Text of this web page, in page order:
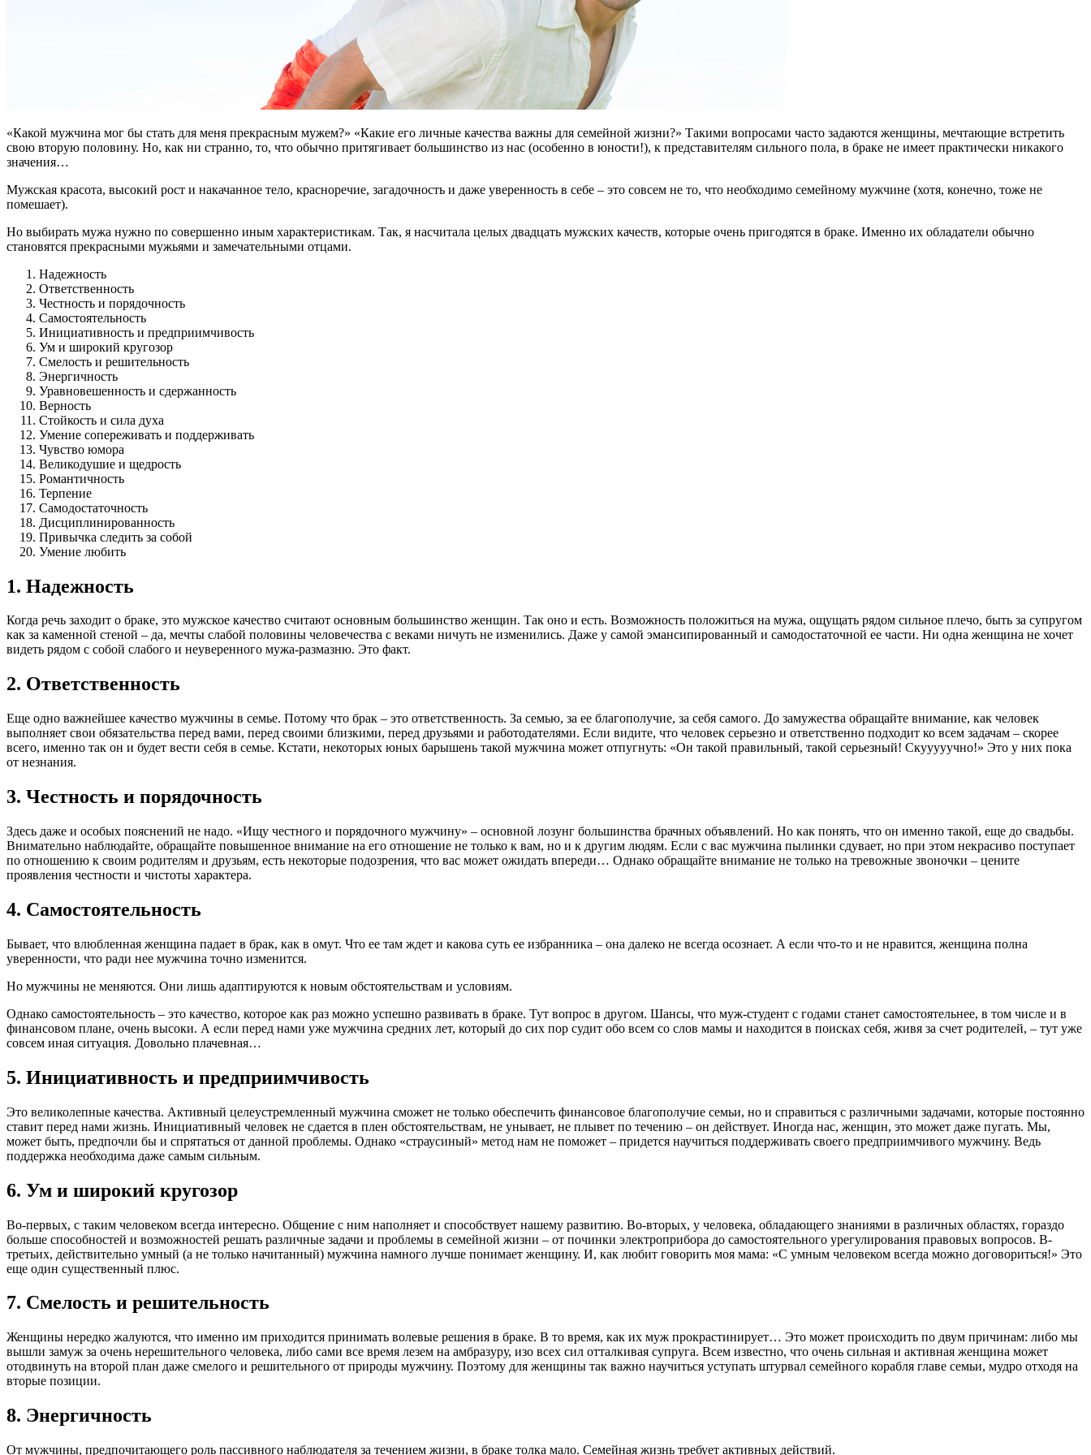
«Какой мужчина мог бы стать для меня прекрасным мужем?» «Какие его личные качества важны для семейной жизни?» Такими вопросами часто задаются женщины, мечтающие встретить
свою вторую половину. Но, как ни странно, то, что обычно притягивает большинство из нас (особенно в юности!), к представителям сильного пола, в браке не имеет практически никакого
значения…
Мужская красота, высокий рост и накачанное тело, красноречие, загадочность и даже уверенность в себе – это совсем не то, что необходимо семейному мужчине (хотя, конечно, тоже не
помешает).
Но выбирать мужа нужно по совершенно иным характеристикам. Так, я насчитала целых двадцать мужских качеств, которые очень пригодятся в браке. Именно их обладатели обычно
становятся прекрасными мужьями и замечательными отцами.
Надежность
Ответственность
Честность и порядочность
Самостоятельность
Инициативность и предприимчивость
Ум и широкий кругозор
Смелость и решительность
Энергичность
Уравновешенность и сдержанность
Верность
Стойкость и сила духа
Умение сопереживать и поддерживать
Чувство юмора
Великодушие и щедрость
Романтичность
Терпение
Самодостаточность
Дисциплинированность
Привычка следить за собой
Умение любить
1. Надежность
Когда речь заходит о браке, это мужское качество считают основным большинство женщин. Так оно и есть. Возможность положиться на мужа, ощущать рядом сильное плечо, быть за супругом
как за каменной стеной – да, мечты слабой половины человечества с веками ничуть не изменились. Даже у самой эмансипированный и самодостаточной ее части. Ни одна женщина не хочет
видеть рядом с собой слабого и неуверенного мужа-размазню. Это факт.
2. Ответственность
Еще одно важнейшее качество мужчины в семье. Потому что брак – это ответственность. За семью, за ее благополучие, за себя самого. До замужества обращайте внимание, как человек
выполняет свои обязательства перед вами, перед своими близкими, перед друзьями и работодателями. Если видите, что человек серьезно и ответственно подходит ко всем задачам – скорее
всего, именно так он и будет вести себя в семье. Кстати, некоторых юных барышень такой мужчина может отпугнуть: «Он такой правильный, такой серьезный! Скууууучно!» Это у них пока
от незнания.
3. Честность и порядочность
Здесь даже и особых пояснений не надо. «Ищу честного и порядочного мужчину» – основной лозунг большинства брачных объявлений. Но как понять, что он именно такой, еще до свадьбы.
Внимательно наблюдайте, обращайте повышенное внимание на его отношение не только к вам, но и к другим людям. Если с вас мужчина пылинки сдувает, но при этом некрасиво поступает
по отношению к своим родителям и друзьям, есть некоторые подозрения, что вас может ожидать впереди… Однако обращайте внимание не только на тревожные звоночки – цените
проявления честности и чистоты характера.
4. Самостоятельность
Бывает, что влюбленная женщина падает в брак, как в омут. Что ее там ждет и какова суть ее избранника – она далеко не всегда осознает. А если что-то и не нравится, женщина полна
уверенности, что ради нее мужчина точно изменится.
Но мужчины не меняются. Они лишь адаптируются к новым обстоятельствам и условиям.
Однако самостоятельность – это качество, которое как раз можно успешно развивать в браке. Тут вопрос в другом. Шансы, что муж-студент с годами станет самостоятельнее, в том числе и в
финансовом плане, очень высоки. А если перед нами уже мужчина средних лет, который до сих пор судит обо всем со слов мамы и находится в поисках себя, живя за счет родителей, – тут уже
совсем иная ситуация. Довольно плачевная…
5. Инициативность и предприимчивость
Это великолепные качества. Активный целеустремленный мужчина сможет не только обеспечить финансовое благополучие семьи, но и справиться с различными задачами, которые постоянно
ставит перед нами жизнь. Инициативный человек не сдается в плен обстоятельствам, не унывает, не плывет по течению – он действует. Иногда нас, женщин, это может даже пугать. Мы,
может быть, предпочли бы и спрятаться от данной проблемы. Однако «страусиный» метод нам не поможет – придется научиться поддерживать своего предприимчивого мужчину. Ведь
поддержка необходима даже самым сильным.
6. Ум и широкий кругозор
Во-первых, с таким человеком всегда интересно. Общение c ним наполняет и способствует нашему развитию. Во-вторых, у человека, обладающего знаниями в различных областях, гораздо
больше способностей и возможностей решать различные задачи и проблемы в семейной жизни – от починки электроприбора до самостоятельного урегулирования правовых вопросов. В-
третьих, действительно умный (а не только начитанный) мужчина намного лучше понимает женщину. И, как любит говорить моя мама: «С умным человеком всегда можно договориться!» Это
еще один существенный плюс.
7. Смелость и решительность
Женщины нередко жалуются, что именно им приходится принимать волевые решения в браке. В то время, как их муж прокрастинирует… Это может происходить по двум причинам: либо мы
вышли замуж за очень нерешительного человека, либо сами все время лезем на амбразуру, изо всех сил отталкивая супруга. Всем известно, что очень сильная и активная женщина может
отодвинуть на второй план даже смелого и решительного от природы мужчину. Поэтому для женщины так важно научиться уступать штурвал семейного корабля главе семьи, мудро отходя на
вторые позиции.
8. Энергичность
От мужчины, предпочитающего роль пассивного наблюдателя за течением жизни, в браке толка мало. Семейная жизнь требует активных действий.